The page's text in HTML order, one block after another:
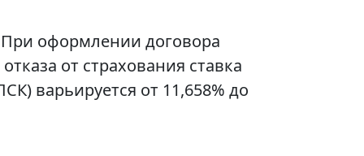
При оформлении договора
от страхования ставка
варьируется от 11,658% до